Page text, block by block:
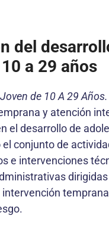
del
a 29 años
de 10 A 29 Años.
y atención
el desarrollo de
conjunto de
e intervenciones